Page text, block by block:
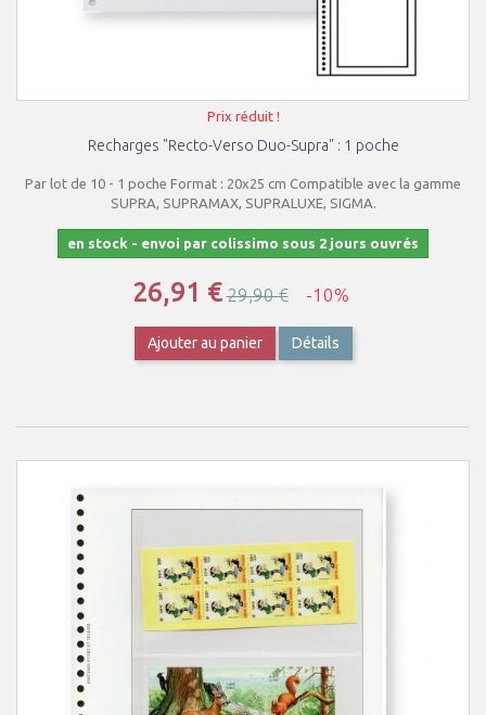
Prix réduit !
Recharges "Recto-Verso Duo-Supra" : 1 poche
Par lot de 10 - 1 poche Format : 20x25 cm Compatible avec la gamme
SUPRA, SUPRAMAX, SUPRALUXE, SIGMA.
en stock - envoi par colissimo sous 2 jours ouvrés
26,91 €29,90 € -10%
Ajouter au panier Détails